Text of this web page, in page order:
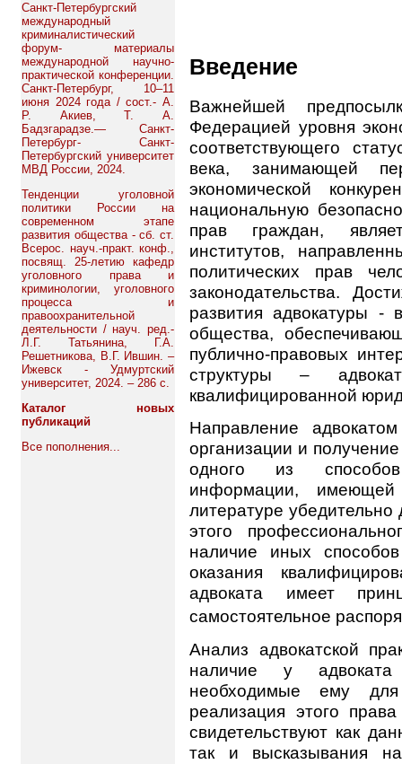
Санкт-Петербургский
международный
криминалистический
форум- материалы
международной научно-
практической конференции.
Санкт-Петербург, 10–11
июня 2024 года / сост.- А.
Р. Акиев, Т. А.
Бадзгарадзе.— Санкт-
Петербург- Санкт-
Петербургский университет
МВД России, 2024.
Тенденции уголовной
политики России на
современном этапе
развития общества - сб. ст.
Всерос. науч.-практ. конф.,
посвящ. 25-летию кафедр
уголовного права и
криминологии, уголовного
процесса и
правоохранительной
деятельности / науч. ред.-
Л.Г. Татьянина, Г.А.
Решетникова, В.Г. Ившин. –
Ижевск - Удмуртский
университет, 2024. – 286 с.
Каталог новых
публикаций
Все пополнения...
Введение
Важнейшей
Федерацией уровня
соответствующего
века, занимающей
экономической
национальную
прав граждан,
институтов,
политических прав
законодательства.
развития адвокатуры -
общества,
публично-правовых
структуры –
квалифицированной
Направление
организации и
одного из способов
информации, имеющей
литературе убедительно
этого
наличие иных
оказания
адвоката имеет
самостоятельное
Анализ адвокатской
наличие у
необходимые ему
реализация этого
свидетельствуют как
так и высказывания